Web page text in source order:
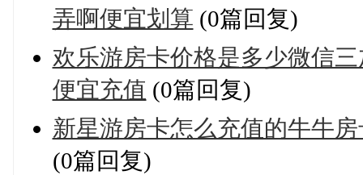
弄啊便宜划算 (0篇回复)
欢乐游房卡价格是多少微信
便宜充值 (0篇回复)
新星游房卡怎么充值的牛牛
(0篇回复)